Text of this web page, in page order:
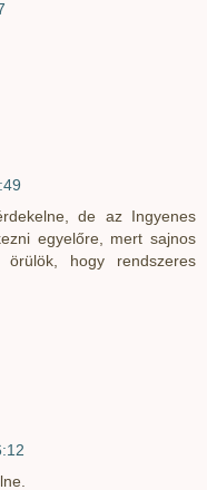
de az Ingyenes
egyelőre, mert sajnos
örülök, hogy rendszeres